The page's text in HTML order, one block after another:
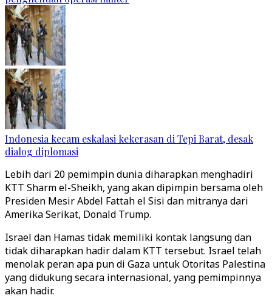
Indonesia kecam eskalasi kekerasan di Tepi Barat, desak
dialog diplomasi
Lebih dari 20 pemimpin dunia diharapkan menghadiri
KTT Sharm el-Sheikh, yang akan dipimpin bersama oleh
Presiden Mesir Abdel Fattah el Sisi dan mitranya dari
Amerika Serikat, Donald Trump.
Israel dan Hamas tidak memiliki kontak langsung dan
tidak diharapkan hadir dalam KTT tersebut. Israel telah
menolak peran apa pun di Gaza untuk Otoritas Palestina
yang didukung secara internasional, yang pemimpinnya
akan hadir.